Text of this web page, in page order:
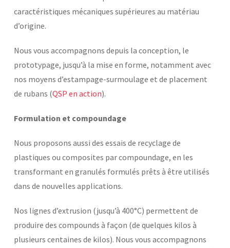
caractéristiques mécaniques supérieures au matériau
d’origine.
Nous vous accompagnons depuis la conception, le
prototypage, jusqu’à la mise en forme, notamment avec
nos moyens d’estampage-surmoulage et de placement
de rubans (QSP en action).
Formulation et compoundage
Nous proposons aussi des essais de recyclage de
plastiques ou composites par compoundage, en les
transformant en granulés formulés prêts à être utilisés
dans de nouvelles applications.
Nos lignes d’extrusion (jusqu’à 400°C) permettent de
produire des compounds à façon (de quelques kilos à
plusieurs centaines de kilos). Nous vous accompagnons